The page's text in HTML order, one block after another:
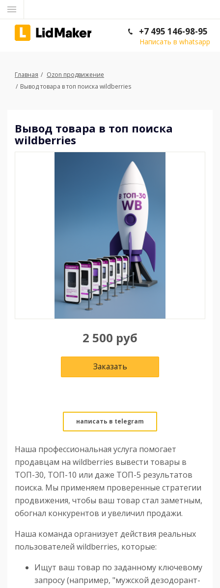
+7 495 146-98-95
Написать в whatsapp
Главная
Ozon продвижение
Вывод товара в топ поиска wildberries
Вывод товара в топ поиска
wildberries
2 500 руб
Заказать
написать в telegram
Наша профессиональная услуга помогает
продавцам на wildberries вывести товары в
ТОП-30, ТОП-10 или даже ТОП-5 результатов
поиска. Мы применяем проверенные стратегии
продвижения, чтобы ваш товар стал заметным,
обогнал конкурентов и увеличил продажи.
Наша команда организует действия реальных
пользователей wildberries, которые:
Ищут ваш товар по заданному ключевому
запросу (например, "мужской дезодорант-